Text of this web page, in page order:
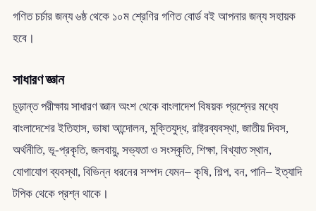
গণিত চর্চার জন্য ৬ষ্ঠ থেকে ১০ম শ্রেণির গণিত বোর্ড বই আপনার জন্য সহায়ক
হবে।
সাধারণ জ্ঞান
চূড়ান্ত পরীক্ষায় সাধারণ জ্ঞান অংশ থেকে বাংলাদেশ বিষয়ক প্রশ্নের মধ্যে
বাংলাদেশের ইতিহাস, ভাষা আন্দোলন, মুক্তিযুদ্ধ, রাষ্ট্রব্যবস্থা, জাতীয় দিবস,
অর্থনীতি, ভূ-প্রকৃতি, জলবায়ু, সভ্যতা ও সংস্কৃতি, শিক্ষা, বিখ্যাত স্থান,
যোগাযোগ ব্যবস্থা, বিভিন্ন ধরনের সম্পদ যেমন– কৃষি, শিল্প, বন, পানি– ইত্যাদি
টপিক থেকে প্রশ্ন থাকে।